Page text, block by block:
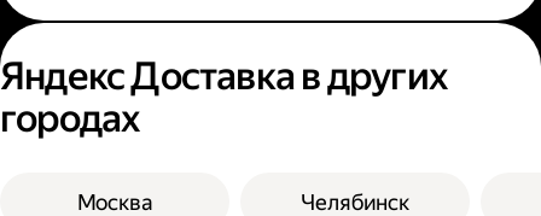
Яндекс Доставка в других
городах
Москва Челябинск